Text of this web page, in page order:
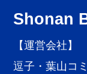
Shonan
【運営会社】
逗子・葉山コ